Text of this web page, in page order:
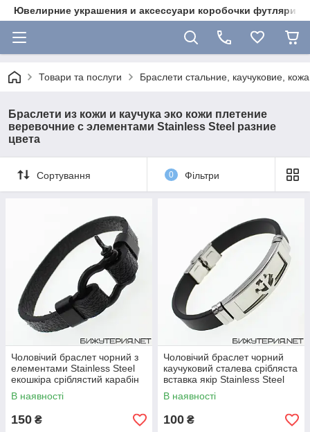
Ювелирние украшения и аксессуари коробочки футляри
Товари та послуги Браслети стальние, каучуковие,
Браслети из кожи и каучука эко кожи плетение
веревочние с элементами Stainless Steel разние
цвета
Сортування 0 Фільтри
Чоловічий браслет чорний з
елементами Stainless Steel
екошкіра сріблястий карабін
довжина 21 см ширина 1 см
В наявності
150 ₴
Чоловічий браслет чорний
каучуковий сталева срібляста
вставка якір Stainless Steel
довжина 21 см ширина 10 мм
В наявності
100 ₴